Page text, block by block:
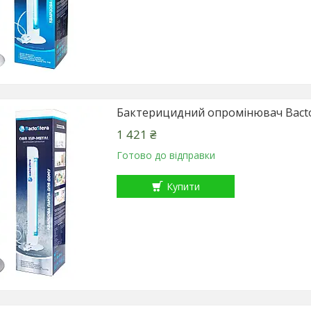
Бактерицидний опромінювач
1 421 ₴
Готово до відправки
Купити